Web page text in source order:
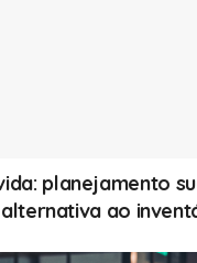
planejamento
ao